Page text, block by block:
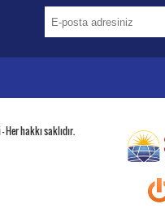
hakkı saklıdır.